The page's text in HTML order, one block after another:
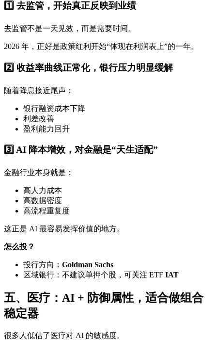
1️⃣ 去监管，开始真正反映到业绩
去监管不是一天见效，而是需要时间。
2026 年，正好是政策红利开始“体现在利润表上”的一年。
2️⃣ 收益率曲线正常化，银行压力明显缓解
随着降息接近尾声：
银行融资成本下降
利差改善
盈利能力回升
3️⃣ AI 降本增效，对金融是“天生适配”
金融行业本身就是：
高人力成本
高数据密度
高流程重复度
这正是 AI 最容易发挥价值的地方。
怎么投？
投行方向： Goldman Sachs
区域银行：不建议单押个股，可关注 ETF IAT
五、医疗：AI + 防御属性，适合做组合
稳定器
很多人低估了医疗对 AI 的敏感度。